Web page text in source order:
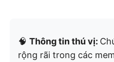
🧠 Thông tin thú vị:
rộng rãi trong các